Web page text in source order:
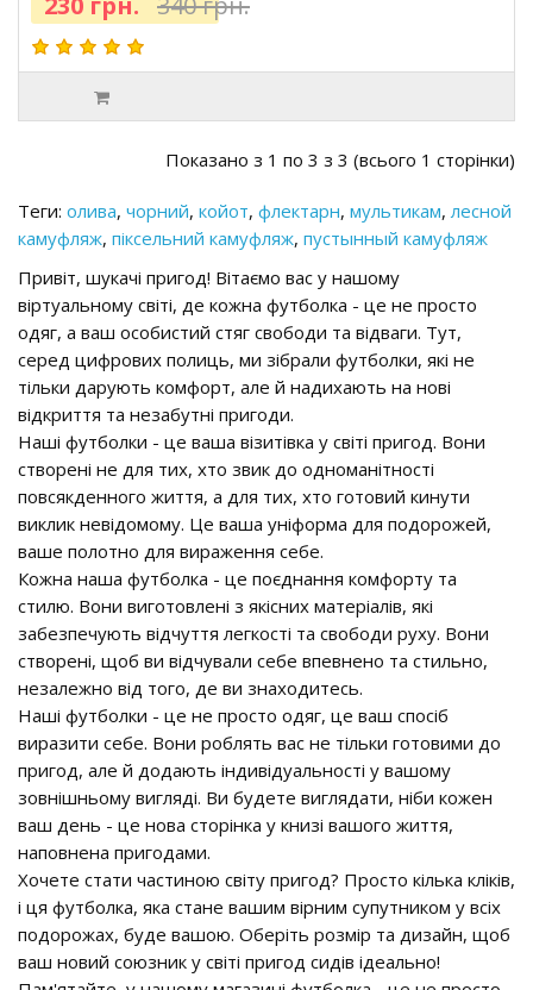
Показано з 1 по 3 з 3 (всього 1 сторінки)
Теги: олива, чорний, койот, флектарн, мультикам,лесной
камуфляж, піксельний камуфляж, пустынный камуфляж
Привіт, шукачі пригод! Вітаємо вас у нашому
віртуальному світі, де кожна футболка - це не просто
одяг, а ваш особистий стяг свободи та відваги. Тут,
серед цифрових полиць, ми зібрали футболки, які не
тільки дарують комфорт, але й надихають на нові
відкриття та незабутні пригоди.
Наші футболки - це ваша візитівка у світі пригод. Вони
створені не для тих, хто звик до одноманітності
повсякденного життя, а для тих, хто готовий кинути
виклик невідомому. Це ваша уніформа для подорожей,
ваше полотно для вираження себе.
Кожна наша футболка - це поєднання комфорту та
стилю. Вони виготовлені з якісних матеріалів, які
забезпечують відчуття легкості та свободи руху. Вони
створені, щоб ви відчували себе впевнено та стильно,
незалежно від того, де ви знаходитесь.
Наші футболки - це не просто одяг, це ваш спосіб
виразити себе. Вони роблять вас не тільки готовими до
пригод, але й додають індивідуальності у вашому
зовнішньому вигляді. Ви будете виглядати, ніби кожен
ваш день - це нова сторінка у книзі вашого життя,
наповнена пригодами.
Хочете стати частиною світу пригод? Просто кілька кліків,
і ця футболка, яка стане вашим вірним супутником у всіх
подорожах, буде вашою. Оберіть розмір та дизайн, щоб
ваш новий союзник у світі пригод сидів ідеально!